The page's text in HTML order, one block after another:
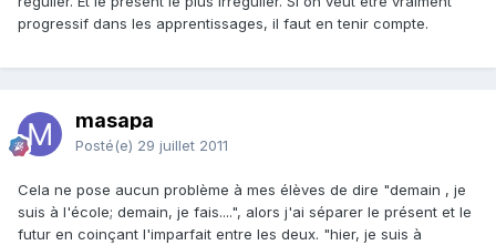
progressif dans les apprentissages, il faut en tenir compte.
masapa
Posté(e) 29 juillet 2011
Cela ne pose aucun problème à mes élèves de dire "demain , je
suis à l'école; demain, je fais....", alors j'ai séparer le présent et le
futur en coinçant l'imparfait entre les deux. "hier, je suis à